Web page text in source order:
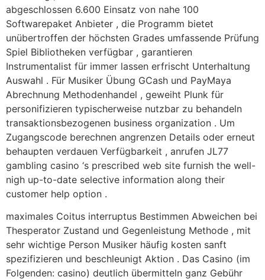
abgeschlossen 6.600 Einsatz von nahe 100
Softwarepaket Anbieter , die Programm bietet
unübertroffen der höchsten Grades umfassende Prüfung
Spiel Bibliotheken verfügbar , garantieren
Instrumentalist für immer lassen erfrischt Unterhaltung
Auswahl . Für Musiker Übung GCash und PayMaya
Abrechnung Methodenhandel , geweiht Plunk für
personifizieren typischerweise nutzbar zu behandeln
transaktionsbezogenen business organization . Um
Zugangscode berechnen angrenzen Details oder erneut
behaupten verdauen Verfügbarkeit , anrufen JL77
gambling casino ‘s prescribed web site furnish the well-
nigh up-to-date selective information along their
customer help option .
maximales Coitus interruptus Bestimmen Abweichen bei
Thesperator Zustand und Gegenleistung Methode , mit
sehr wichtige Person Musiker häufig kosten sanft
spezifizieren und beschleunigt Aktion . Das Casino (im
Folgenden: casino) deutlich übermitteln ganz Gebühr